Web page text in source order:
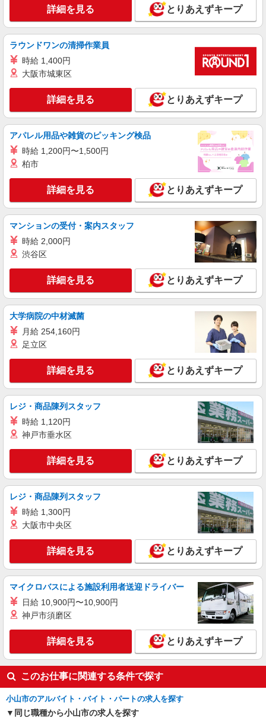
詳細を見る とりあえずキープ
ラウンドワンの清掃作業員
時給 1,400円
大阪市城東区
詳細を見る とりあえずキープ
アパレル用品や雑貨のピッキング検品
時給 1,200円〜1,500円
柏市
詳細を見る とりあえずキープ
マンションの受付・案内スタッフ
時給 2,000円
渋谷区
詳細を見る とりあえずキープ
大学病院の中材滅菌
月給 254,160円
足立区
詳細を見る とりあえずキープ
レジ・商品陳列スタッフ
時給 1,120円
神戸市垂水区
詳細を見る とりあえずキープ
レジ・商品陳列スタッフ
時給 1,300円
大阪市中央区
詳細を見る とりあえずキープ
マイクロバスによる施設利用者送迎ドライバー
日給 10,900円〜10,900円
神戸市須磨区
詳細を見る とりあえずキープ
このお仕事に関連する条件で探す
小山市のアルバイト・バイト・パートの求人を探す
同じ職種から小山市の求人を探す